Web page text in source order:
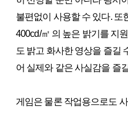
불편없이 사용할 수 있다. 또
400cd/㎡ 의 높은 밝기를 지
도 밝고 화사한 영상을 즐길
어 실제와 같은 사실감을 즐
게임은 물론 작업용으로도